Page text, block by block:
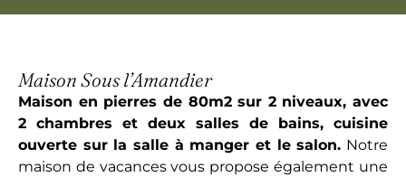
Maison Sous l’Amandier
Maison en pierres de 80m2 sur 2 niveaux, avec
2 chambres et deux salles de bains, cuisine
ouverte sur la salle à manger et le salon. Notre
maison de vacances vous propose également une